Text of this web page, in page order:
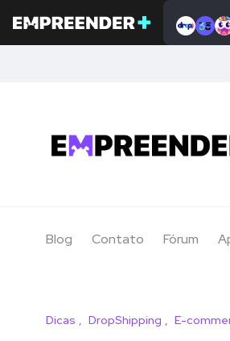
Blog Contato Fórum
Dicas DropShipping E-